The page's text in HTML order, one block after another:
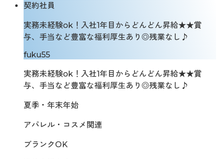
契約社員
実務未経験ok！入社1年目からどんどん昇給★★賞
与、手当など豊富な福利厚生あり◎残業なし♪
fuku55
実務未経験ok！入社1年目からどんどん昇給★★賞
与、手当など豊富な福利厚生あり◎残業なし♪
夏季・年末年始
アパレル・コスメ関連
ブランクOK